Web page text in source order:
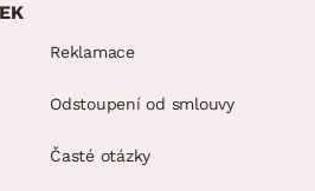
Reklamace
Odstoupení od smlouvy
Časté otázky